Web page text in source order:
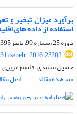
برآورد میزان تبخیر و
استفاده از داده های
دوره 25، شماره 99، پاییز 1395، صفحه
sepehr.2016.23202
حسین محمدی، قاسم
مشاهده مقاله
اصل